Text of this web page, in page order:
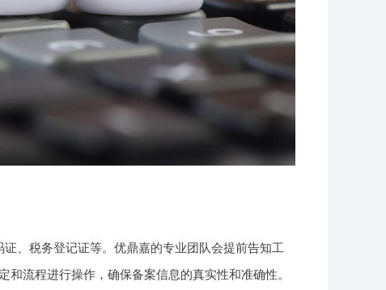
、税务登记证等。优鼎嘉的专业团队会提前告知工
流程进行操作，确保备案信息的真实性和准确性。